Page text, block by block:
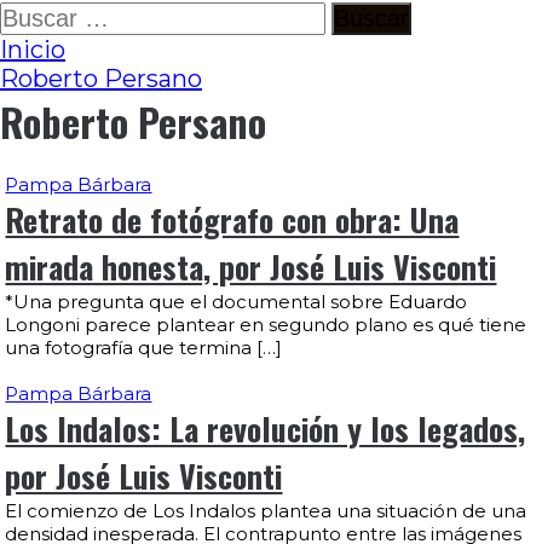
Ir
al
contenido
Buscar:
Inicio
Roberto Persano
Roberto Persano
Pampa Bárbara
Retrato de fotógrafo con obra: Una
mirada honesta, por José Luis Visconti
*Una pregunta que el documental sobre Eduardo
Longoni parece plantear en segundo plano es qué tiene
una fotografía que termina […]
Pampa Bárbara
Los Indalos: La revolución y los legados,
por José Luis Visconti
El comienzo de Los Indalos plantea una situación de una
densidad inesperada. El contrapunto entre las imágenes